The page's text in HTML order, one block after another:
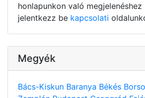
honlapunkon való megjelenéshez
jelentkezz be kapcsolati
Megyék
Bács-Kiskun Baranya Békés